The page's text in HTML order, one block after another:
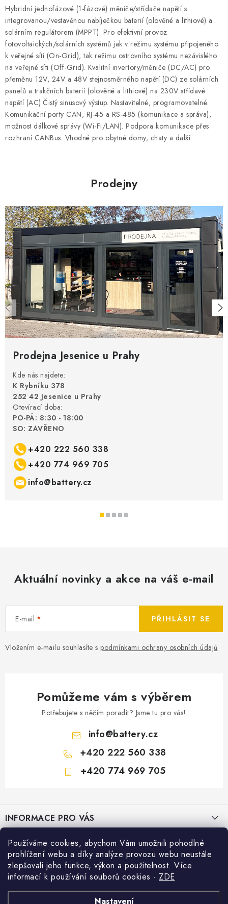
Používáme cookies, abychom Vám umožnili pohodlné
prohlížení webu a díky analýze provozu webu neustále
zlepšovali jeho funkce, výkon a použitelnost. Více
informací k používání souborů cookies - ZDE
Nastavení
Hybridní jednofázové (1-fázové) měniče/střídače napětí s
integrovanou/vestavěnou nabíječkou baterií (olověné a lithiové) a
solárním regulátorem (MPPT). Pro efektivní provoz
fotovoltaických/solárních systémů jak v režimu systému připojeného
k veřejné síti (On-Grid), tak režimu ostrovního systému nezávislého
na veřejné síti (Off-Grid). Kvalitní invertory/měniče (DC/AC) pro
přeměnu 12V, 24V a 48V stejnosměrného napětí (DC) ze solárních
panelů a trakčních baterií (olověné a lithiové) na 230V střídavé
napětí (AC).Čistý sinusový výstup. Nastavitelné, programovatelné.
Komunikační porty CAN, RJ-45 a RS-485 (komunikace a správa),
možnost dálkové správy (Wi-Fi/LAN). Podpora komunikace přes
rozhraní CANBus. Vhodné pro obytné domy, chaty a další.
Prodejny
Prodejna Jesenice u Prahy
Kde nás najdete:
K Rybníku 378
252 42 Jesenice u Prahy
Otevírací doba:
PO-PÁ: 8:30 - 18:00
SO: ZAVŘENO
+420 222 560 338
+420 774 969 705
info@battery.cz
Aktuální novinky a akce na váš e-mail
E-mail
Vložením e-mailu souhlasíte s podmínkami ochrany osobních údajů
PŘIHLÁSIT SE
Pomůžeme vám s výběrem
Potřebujete s něčím poradit? Jsme tu pro vás!
info@battery.cz
+420 222 560 338
+420 774 969 705
pINFORMACE PRO VÁS
KONTAKTY
POŠTOVNÉ A DOPRAVA
KONFIGURÁTOR AUTOBATERIÍ
PRODEJNY BATTERY.CZ
Prodejna Brno - Pražákova ul.
Prodejna Praha - Brožíkova ul.
Konfigurátor AUTOBATERIE
Konfigurátor AUTOBATERIE
Vyhledávání